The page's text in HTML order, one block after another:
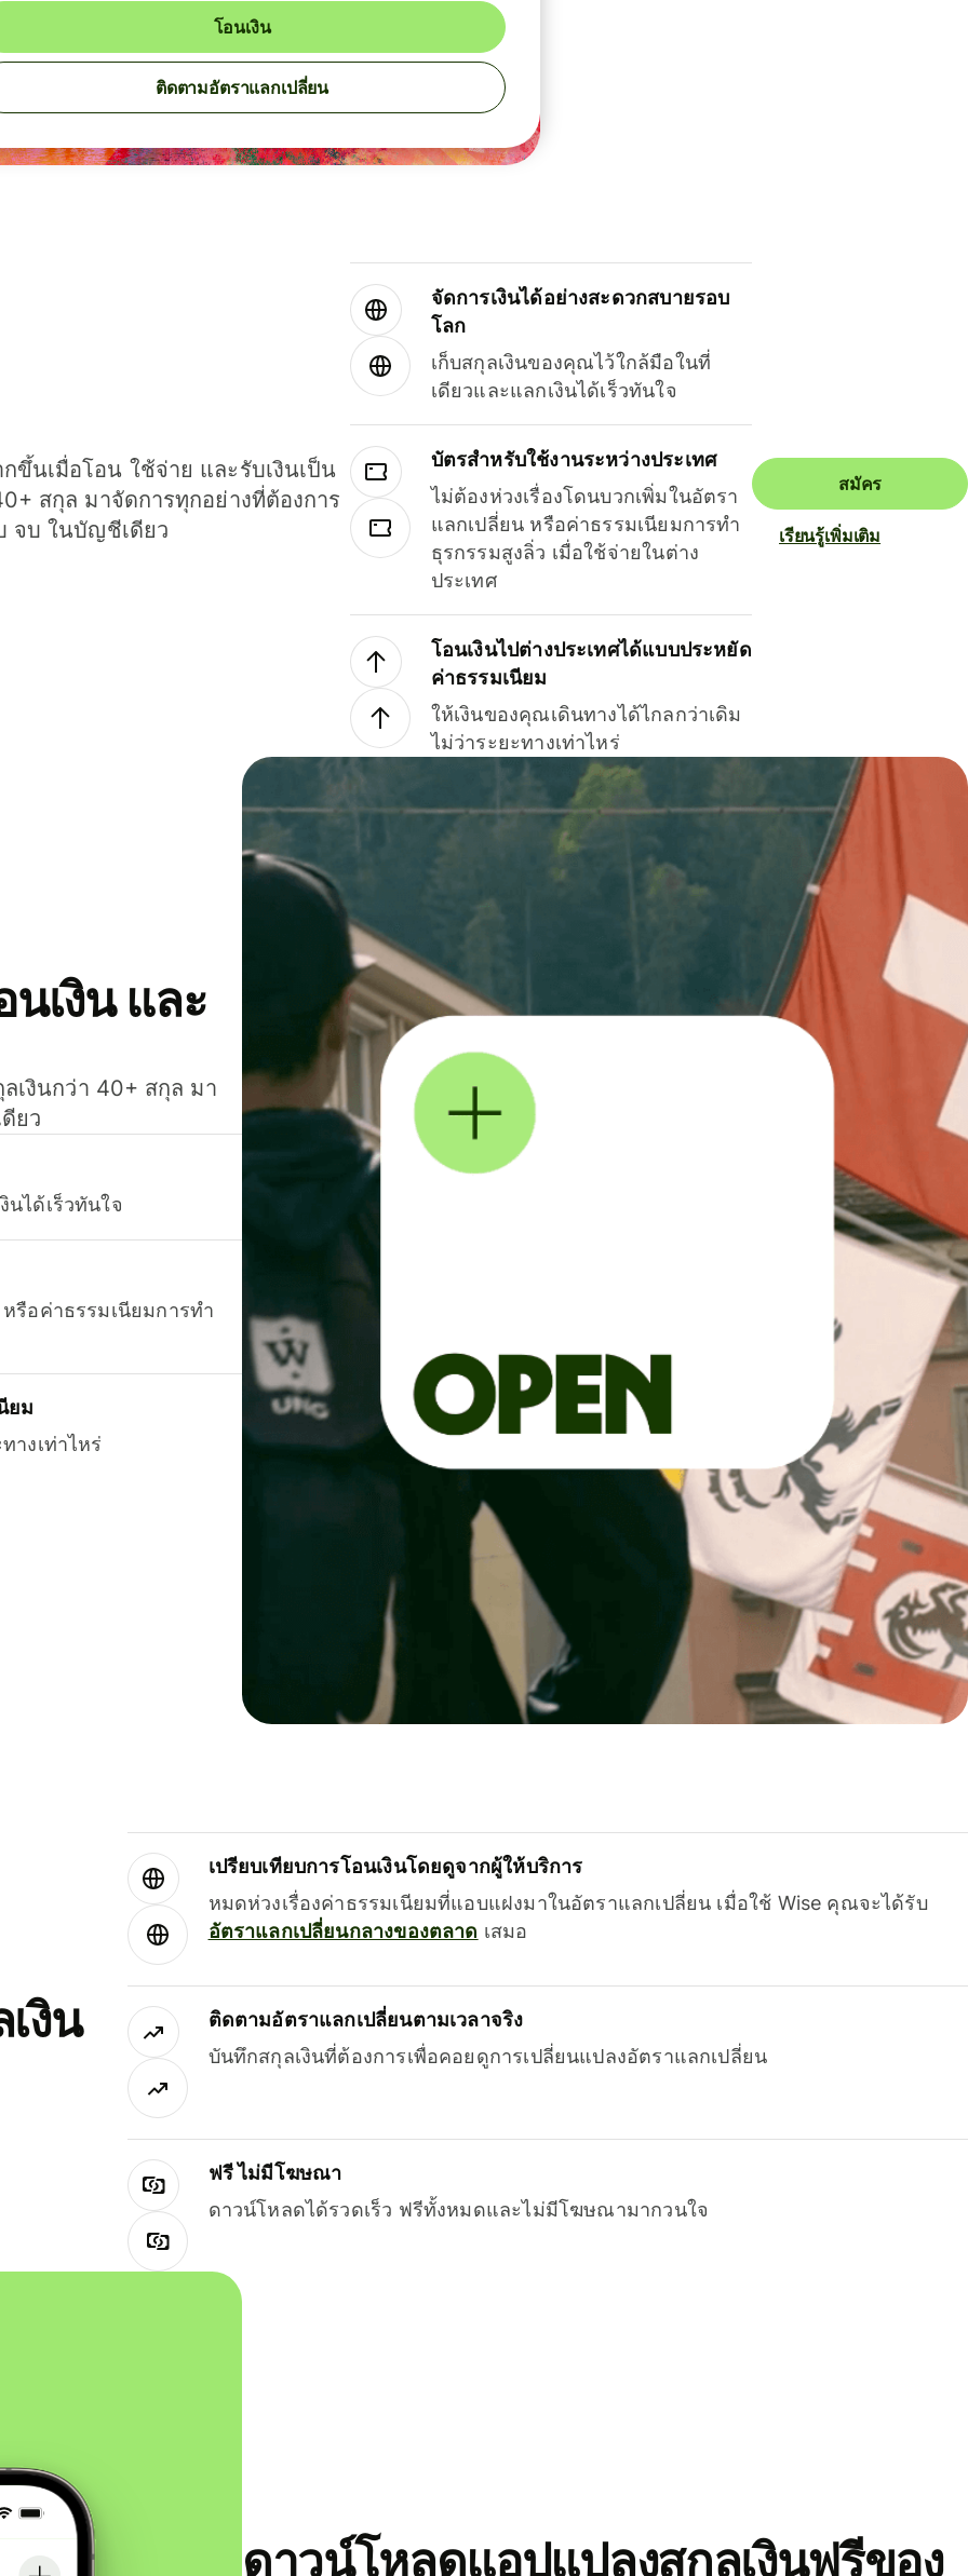
โอนเงิน
ติดตามอัตราแลกเปลี่ยน
ขึ้นเมื่อโอน ใช้จ่าย และรับเงินเป็น
สกุล มาจัดการทุกอย่างที่ต้องการ
จบ ในบัญชีเดียว
จัดการเงินได้อย่างสะดวกสบายรอบ
โลก
เก็บสกุลเงินของคุณไว้ใกล้มือในที่
เดียวและแลกเงินได้เร็วทันใจ
บัตรสำหรับใช้งานระหว่างประเทศ
ไม่ต้องห่วงเรื่องโดนบวกเพิ่มในอัตรา
แลกเปลี่ยน หรือค่าธรรมเนียมการทำ
ธุรกรรมสูงลิ่ว เมื่อใช้จ่ายในต่าง
ประเทศ
โอนเงินไปต่างประเทศได้แบบประหยัด
ค่าธรรมเนียม
ให้เงินของคุณเดินทางได้ไกลกว่าเดิม
ไม่ว่าระยะทางเท่าไหร่
สมัคร
เรียนรู้เพิ่มเติม
เงิน และ
เงินกว่า 40+ สกุล มา
ยว
นได้เร็วทันใจ
รือค่าธรรมเนียมการทำ
ยม
างเท่าไหร่
งิน
เปรียบเทียบการโอนเงินโดยดูจากผู้ให้บริการ
หมดห่วงเรื่องค่าธรรมเนียมที่แอบแฝงมาในอัตราแลกเปลี่ยน เมื่อใช้ Wise คุณจะได้รับ
อัตราแลกเปลี่ยนกลางของตลาด เสมอ
ติดตามอัตราแลกเปลี่ยนตามเวลาจริง
บันทึกสกุลเงินที่ต้องการเพื่อคอยดูการเปลี่ยนแปลงอัตราแลกเปลี่ยน
ฟรี ไม่มีโฆษณา
ดาวน์โหลดได้รวดเร็ว ฟรีทั้งหมดและไม่มีโฆษณามากวนใจ
ดาวน์โหลดแอปแปลงสกุลเงินฟรีของ